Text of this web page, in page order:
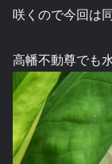
咲くので今回は
高幡不動尊でも